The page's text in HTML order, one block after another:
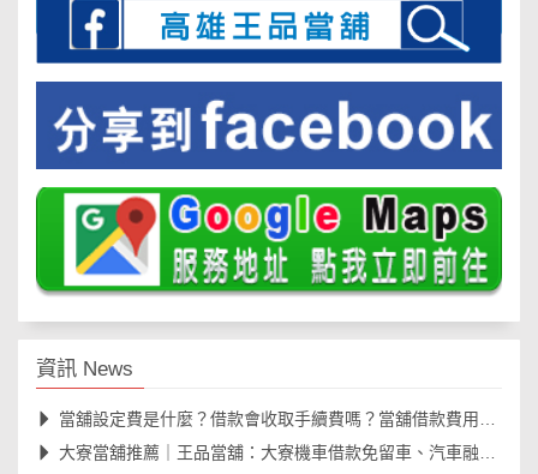
資訊 News
當舖設定費是什麼？借款會收取手續費嗎？當舖借款費用與規範一次看懂
大寮當舖推薦｜王品當舖：大寮機車借款免留車、汽車融資合法快速撥款